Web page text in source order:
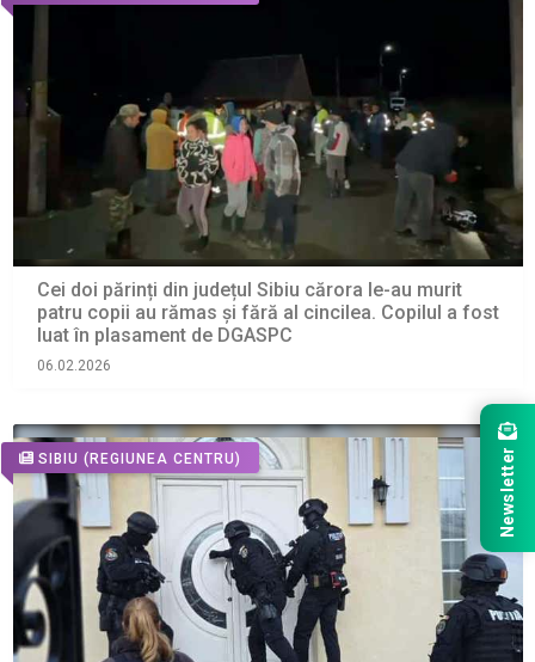
Cei doi părinți din județul Sibiu cărora le-au murit
patru copii au rămas și fără al cincilea. Copilul a fost
luat în plasament de DGASPC
06.02.2026
SIBIU (REGIUNEA CENTRU) Newsletter